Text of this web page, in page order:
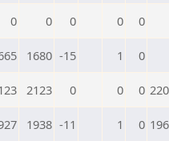
0 0 0 0 0
1680 -15 1 0
2123 0 0 0
1938 -11 1 0